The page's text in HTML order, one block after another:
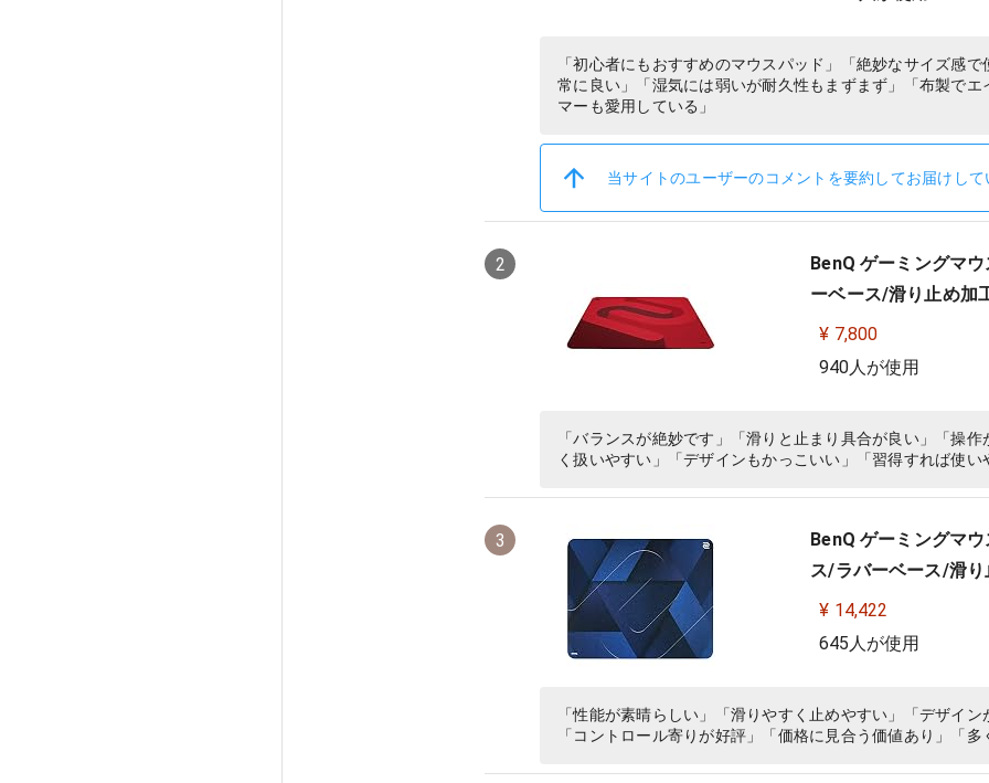
「初心者にもおすすめのマウスパッド」「絶妙なサイズ感
常に良い」「湿気には弱いが耐久性もまずまず」「布製で
マーも愛用している」
当サイトのユーザーのコメントを要約してお届けして
2
BenQ ゲーミングマ
ーベース/滑り止め加
¥ 7,800
940人が使用
「バランスが絶妙です」「滑りと止まり具合が良い」「操
く扱いやすい」「デザインもかっこいい」「習得すれば使
3
BenQ ゲーミングマ
ス/ラバーベース/滑
¥ 14,422
645人が使用
「性能が素晴らしい」「滑りやすく止めやすい」「デザイ
「コントロール寄りが好評」「価格に見合う価値あり」「